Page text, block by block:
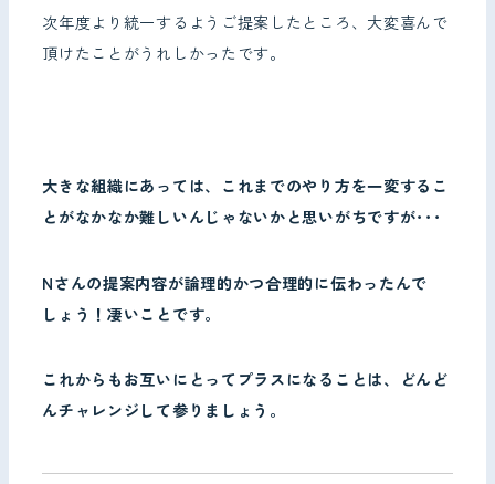
次年度より統一するようご提案したところ、大変喜んで
頂けたことがうれしかったです。
大きな組織にあっては、これまでのやり方を一変するこ
とがなかなか難しいんじゃないかと思いがちですが･･･
Nさんの提案内容が論理的かつ合理的に伝わったんで
しょう！凄いことです。
これからもお互いにとってプラスになることは、どんど
んチャレンジして参りましょう。